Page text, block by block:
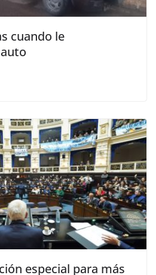
cuando le
especial para más